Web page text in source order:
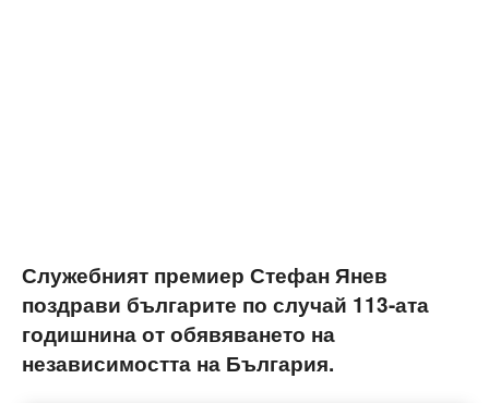
Служебният премиер Стефан Янев
поздрави българите по случай 113-ата
годишнина от обявяването на
независимостта на България.